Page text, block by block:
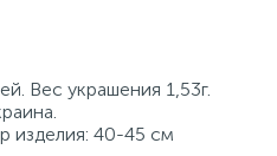
Вес украшения 1,53г.
изделия: 40-45 см